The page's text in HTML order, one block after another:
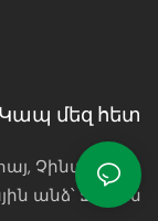
Կապ մեզ հետ
Չինաստան
անձ՝ Ջեյսոն